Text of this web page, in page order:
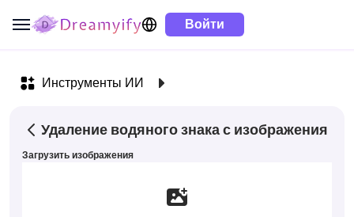
Войти
Инструменты ИИ
Удаление водяного знака с изображения
Загрузить изображения